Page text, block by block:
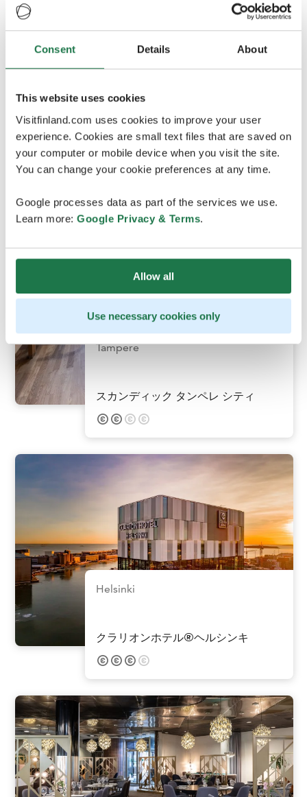
Consent Details About
This website uses cookies
Visitfinland.com uses cookies to improve your user
experience. Cookies are small text files that are saved on
your computer or mobile device when you visit the site.
You can change your cookie preferences at any time.
Google processes data as part of the services we use.
Learn more: Google Privacy & Terms.
Allow all
Use necessary cookies only
Helsinki
フォークス ホテル コネパヤ
Tampere
スカンディック タンペレ シティ
Helsinki
クラリオンホテル®ヘルシンキ